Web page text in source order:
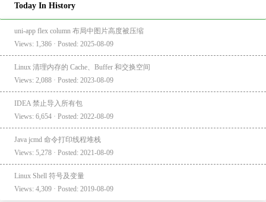
Today In History
uni-app flex column 布局中图片高度被压缩
Views: 1,386 · Posted: 2025-08-09
Linux 清理内存的 Cache、Buffer 和交换空间
Views: 2,088 · Posted: 2023-08-09
IDEA 禁止导入所有包
Views: 6,654 · Posted: 2022-08-09
Java jcmd 命令打印线程堆栈
Views: 5,278 · Posted: 2021-08-09
Linux Shell 符号及变量
Views: 4,309 · Posted: 2019-08-09